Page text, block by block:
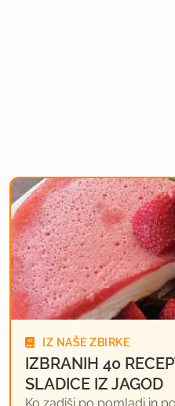
IZ NAŠE ZBIRKE
IZBRANIH 40
SLADICE IZ JAGOD